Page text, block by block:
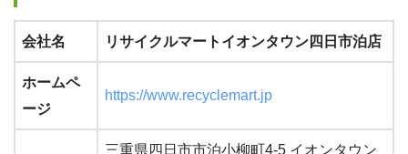
会社名 リサイクルマートイオンタウン四日市泊店
ホームペ
ージ
https://www.recyclemart.jp
三重県四日市市泊小柳町4-5 イオンタウン